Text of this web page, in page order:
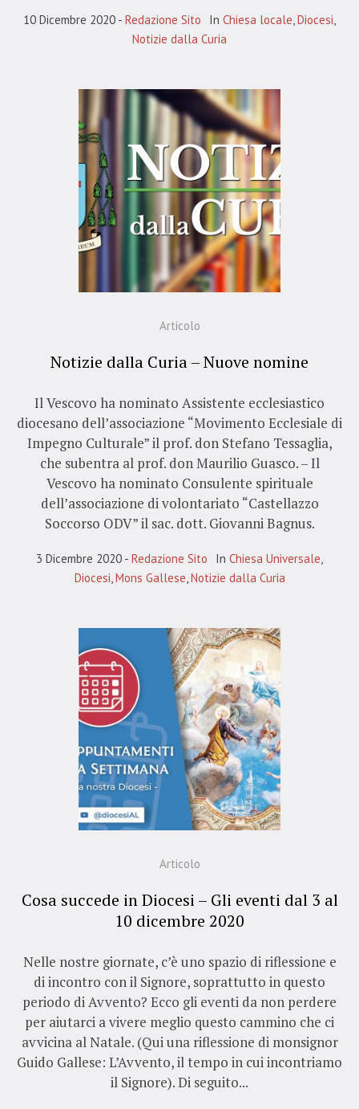
10 Dicembre 2020 Redazione Sito In Chiesa locale Diocesi
Notizie dalla Curia
Articolo
Notizie dalla Curia – Nuove nomine
Il Vescovo ha nominato Assistente ecclesiastico
diocesano dell’associazione “Movimento Ecclesiale di
Impegno Culturale” il prof. don Stefano Tessaglia,
che subentra al prof. don Maurilio Guasco. – Il
Vescovo ha nominato Consulente spirituale
dell’associazione di volontariato “Castellazzo
Soccorso ODV” il sac. dott. Giovanni Bagnus.
3 Dicembre 2020 Redazione Sito In Chiesa Universale
Diocesi Mons Gallese Notizie dalla Curia
Articolo
Cosa succede in Diocesi – Gli eventi dal 3 al
10 dicembre 2020
Nelle nostre giornate, c’è uno spazio di riflessione e
di incontro con il Signore, soprattutto in questo
periodo di Avvento? Ecco gli eventi da non perdere
per aiutarci a vivere meglio questo cammino che ci
avvicina al Natale. (Qui una riflessione di monsignor
Guido Gallese: L’Avvento, il tempo in cui incontriamo
il Signore). Di seguito...